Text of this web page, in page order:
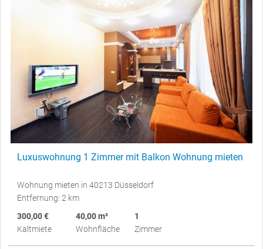
Luxuswohnung 1 Zimmer mit Balkon Wohnung mieten
Wohnung mieten in 40213 Düsseldorf
Entfernung: 2 km
300,00 €
Kaltmiete
40,00 m²
Wohnfläche
1
Zimmer